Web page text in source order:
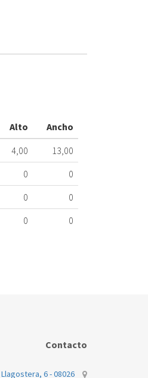
Alto
Ancho
4,00
13,00
0
0
0
0
0 0
Contacto
Llagostera, 6 - 08026